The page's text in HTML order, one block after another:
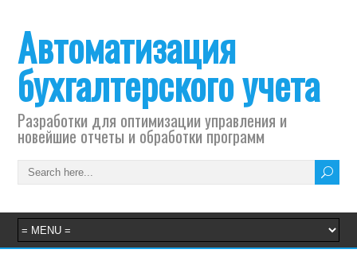
Автоматизация
бухгалтерского учета
Разработки для оптимизации управления и
новейшие отчеты и обработки программ